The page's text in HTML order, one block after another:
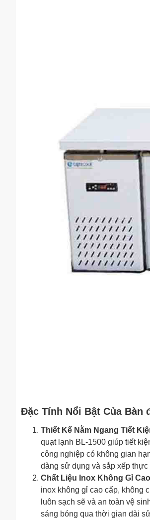
Đặc Tính Nổi Bật Của Bàn
Thiết Kế Nằm Ngang Tiết
quạt lạnh BL-1500 giúp tiết
công nghiệp có không gian
dàng sử dụng và sắp xếp
Chất Liệu Inox Không Gỉ
inox không gỉ cao cấp, không
luôn sạch sẽ và an toàn vệ
sáng bóng qua thời gian dài